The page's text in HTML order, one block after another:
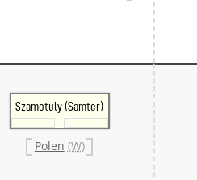
Szamotuly (Samter)
Polen (W)